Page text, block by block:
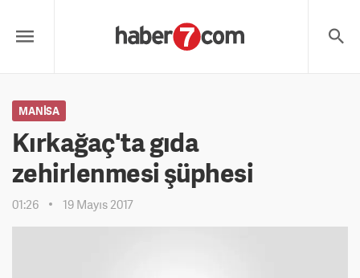
MANISA
Kırkağaç'ta gıda
zehirlenmesi şüphesi
01:26 19 Mayıs 2017